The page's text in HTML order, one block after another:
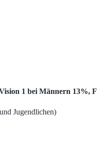
1 bei Männern 13%,
Jugendlichen)